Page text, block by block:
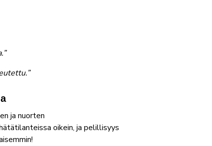
ja nuorten
oikein, ja pelillisyys